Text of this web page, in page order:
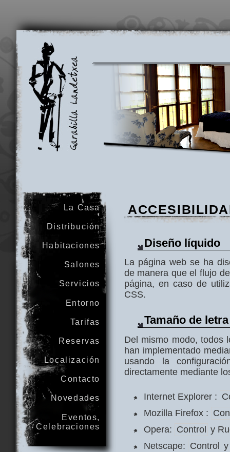
Garabilla
Landetxea
Diseño líquido
La página web se ha
de manera que el flujo
página, en caso de
CSS.
Tamaño de letra
Del mismo modo, todos
han implementado
usando la
directamente mediante
Internet Explorer :
Mozilla Firefox :
Opera: Control y
Netscape: Control
La Casa
Distribución
Habitaciones
Salones
Servicios
Entorno
Tarifas
Reservas
Localización
Contacto
Novedades
Eventos,
Celebraciones